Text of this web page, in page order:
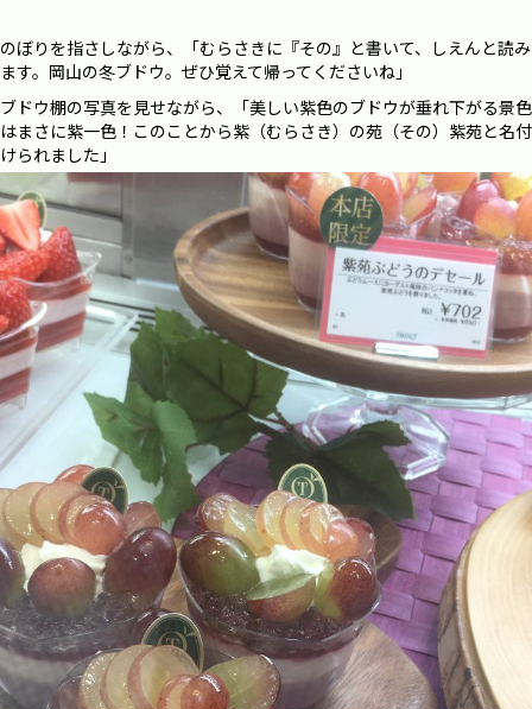
のぼりを指さしながら、「むらさきに『その』と書いて、しえんと読み
ます。岡山の冬ブドウ。ぜひ覚えて帰ってくださいね」
ブドウ棚の写真を見せながら、「美しい紫色のブドウが垂れ下がる景色
はまさに紫一色！このことから紫（むらさき）の苑（その）紫苑と名付
けられました」